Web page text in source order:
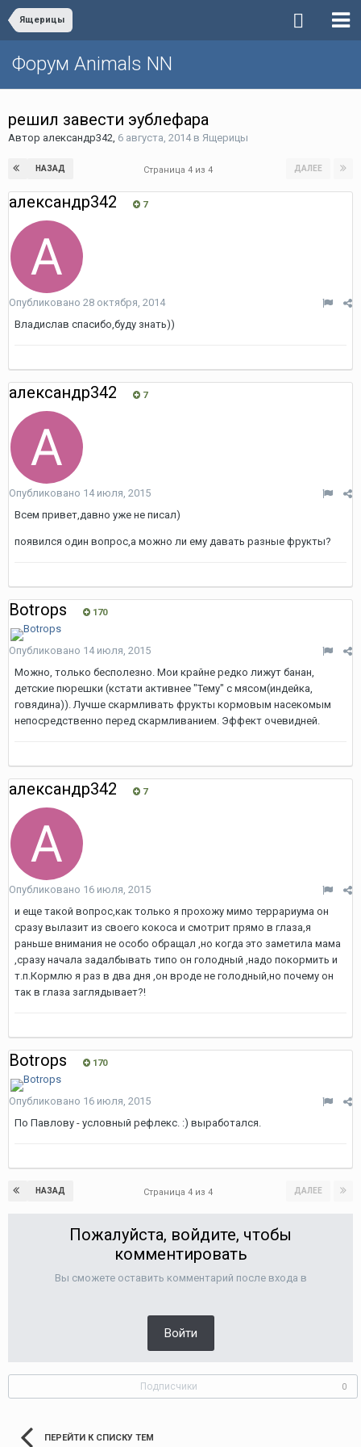
Ящерицы
Форум Animals NN
решил завести эублефара
Автор александр342, 6 августа, 2014в Ящерицы
НАЗАД ДАЛЕЕ
Страница 4 из 4
александр342 7
Опубликовано 28 октября, 2014
Владислав спасибо,буду знать))
александр342 7
Опубликовано 14 июля, 2015
Всем привет,давно уже не писал)
появился один вопрос,а можно ли ему давать разные фрукты?
Botrops 170
Опубликовано 14 июля, 2015
Можно, только бесполезно. Мои крайне редко лижут банан,
детские пюрешки (кстати активнее "Тему" с мясом(индейка,
говядина)). Лучше скармливать фрукты кормовым насекомым
непосредственно перед скармливанием. Эффект очевидней.
александр342 7
Опубликовано 16 июля, 2015
и еще такой вопрос,как только я прохожу мимо террариума он
сразу вылазит из своего кокоса и смотрит прямо в глаза,я
раньше внимания не особо обращал ,но когда это заметила мама
,сразу начала задалбывать типо он голодный ,надо покормить и
т.п.Кормлю я раз в два дня ,он вроде не голодный,но почему он
так в глаза заглядывает?!
Botrops 170
Опубликовано 16 июля, 2015
По Павлову - условный рефлекс. :) выработался.
НАЗАД ДАЛЕЕ
Страница 4 из 4
Пожалуйста, войдите, чтобы
комментировать
Вы сможете оставить комментарий после входа в
Войти
Подписчики 0
ПЕРЕЙТИ К СПИСКУ ТЕМ